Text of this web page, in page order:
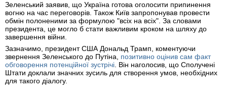
Зеленський заявив, що Україна готова оголосити припинення
вогню на час переговорів. Також Київ запропонував провести
обмін полоненими за формулою "всіх на всіх". За словами
президента, це могло б стати важливим кроком на шляху до
завершення війни.
Зазначимо, президент США Дональд Трамп, коментуючи
звернення Зеленського до Путіна, позитивно оцінив сам факт
обговорення потенційної зустрічі . Він наголосив, що Сполучені
Штати доклали значних зусиль для створення умов, необхідних
для такого діалогу.